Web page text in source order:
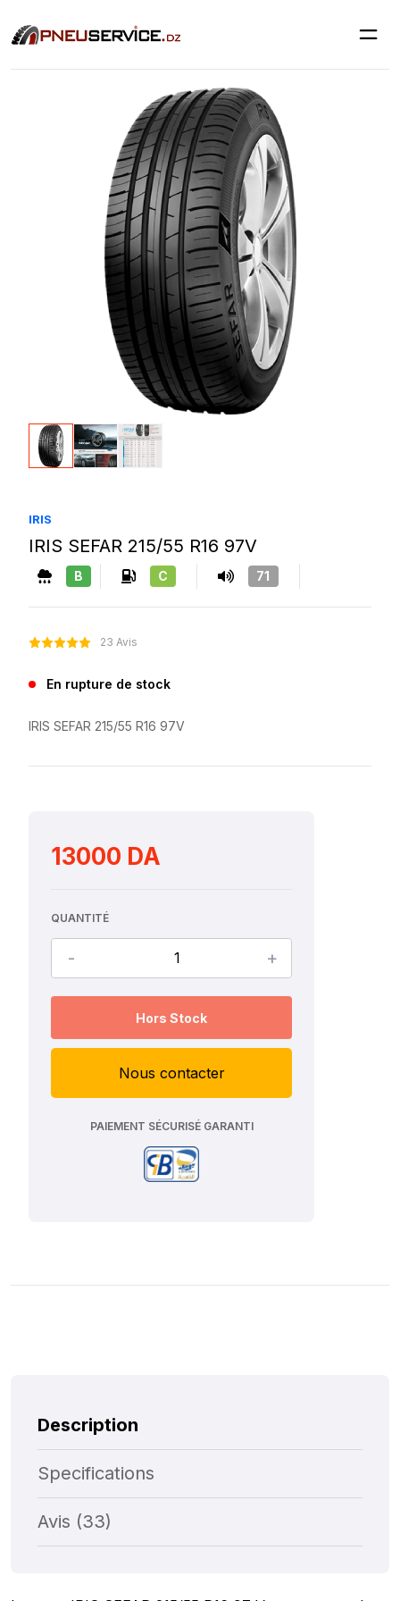
IRIS
IRIS SEFAR 215/55 R16 97V
B C 71
23 Avis
En rupture de stock
IRIS SEFAR 215/55 R16 97V
13000 DA
QUANTITÉ
- +
Hors Stock
Nous contacter
PAIEMENT SÉCURISÉ GARANTI
Description
Specifications
Avis (33)